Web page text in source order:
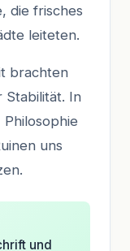
die frisches
leiteten.
brachten
Stabilität. In
uns
und